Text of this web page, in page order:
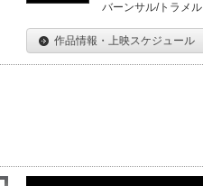
バーンサル/トラメ
作品情報・上映スケジュール